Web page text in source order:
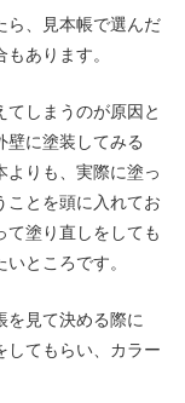
ら、見本帳で選んだ
あります。
てしまうのが原因と
壁に塗装してみる
よりも、実際に塗っ
ことを頭に入れてお
て塗り直しをしても
ところです。
を見て決める際に
してもらい、カラー